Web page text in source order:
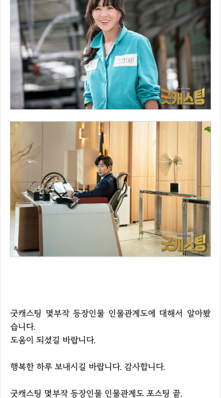
굿캐스팅 몇부작 등장인물 인물관계도에 대해서 알아봤
습니다.
도움이 되셨길 바랍니다.
행복한 하루 보내시길 바랍니다. 감사합니다.
굿캐스팅 몇부작 등장인물 인물관계도 포스팅 끝.